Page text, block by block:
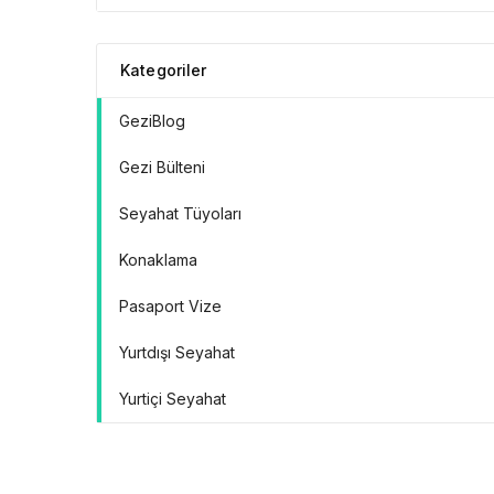
Kategoriler
GeziBlog
Gezi Bülteni
Seyahat Tüyoları
Konaklama
Pasaport Vize
Yurtdışı Seyahat
Yurtiçi Seyahat